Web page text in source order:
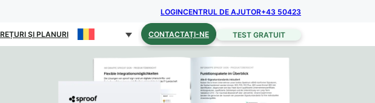
LOGINCENTRUL DE AJUTOR+43 50423
ȘI PLANURI CONTACTAȚI-NE TEST GRATUIT